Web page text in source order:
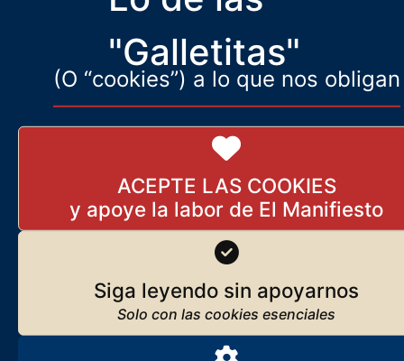
"Galletitas"
(O “cookies”) a lo que nos obligan
ACEPTE LAS COOKIES
Siga leyendo sin apoyarnos
narcotraficantes, la Guardia Civil suplicó